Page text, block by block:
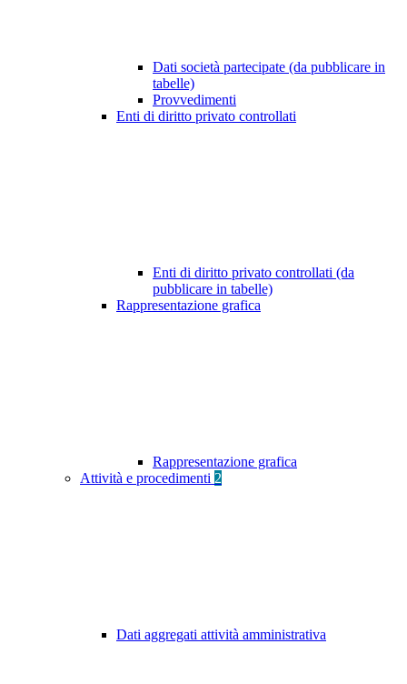
Dati società partecipate (da pubblicare in
tabelle)
Provvedimenti
Enti di diritto privato controllati
Enti di diritto privato controllati (da
pubblicare in tabelle)
Rappresentazione grafica
Rappresentazione grafica
Attività e procedimenti 2
Dati aggregati attività amministrativa